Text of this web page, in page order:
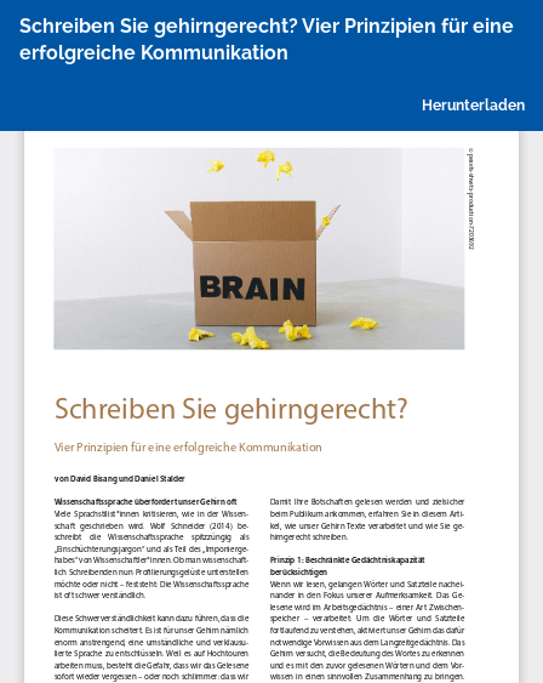
Artikeldetails
zurückkehren
Schreiben Sie gehirngerecht? Vier Prinzipien für eine
erfolgreiche Kommunikation
Herunterladen